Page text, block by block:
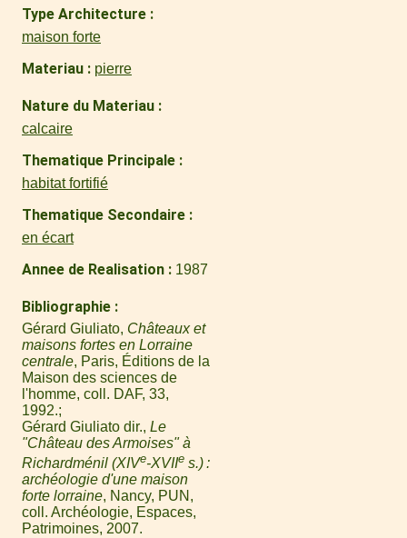
Type Architecture
maison forte
Materiau pierre
Nature du Materiau
calcaire
Thematique Principale
habitat fortifié
Thematique Secondaire
en écart
Annee de Realisation 1987
Bibliographie
Gérard Giuliato, Châteaux et
maisons fortes en Lorraine
centrale, Paris, Éditions de la
Maison des sciences de
l'homme, coll. DAF, 33,
1992.
Gérard Giuliato dir., Le
"Château des Armoises" à
Richardménil (XIVe-XVIIe s.) :
archéologie d'une maison
forte lorraine, Nancy, PUN,
coll. Archéologie, Espaces,
Patrimoines, 2007.